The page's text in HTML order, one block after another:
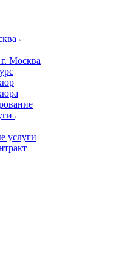
Москва
услуги